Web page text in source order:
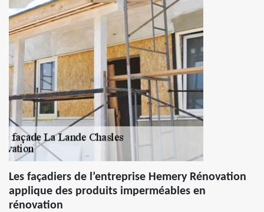
Les façadiers de l’entreprise Hemery Rénovation
applique des produits imperméables en
rénovation